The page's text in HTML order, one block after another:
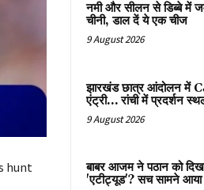
hunt
नमी और सीलन से डिब्बे में
चीनी, डाल दें ये एक चीज
9 August 2026
झारखंड छात्र आंदोलन में
एंट्री… रांची में प्रदर्शन
9 August 2026
बाबर आजम ने पठान को
'एटीट्यूड'? सच सामने आया